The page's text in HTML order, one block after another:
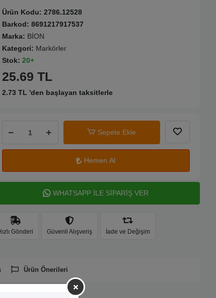
Ürün Kodu: 2786.12528
Barkod: 8691217917537
Marka: BİON
Kategori: Markörler
Stok: 20+
25.69 TL
2.73 TL 'den başlayan taksitlerle
Sepete Ekle
Hemen Al
WHATSAPP İLE SİPARİŞ VER
Gönderi Güvenli Alışveriş İade ve Değişim
Ürün Önerileri